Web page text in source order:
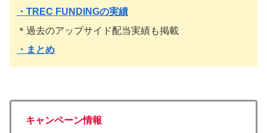
・TREC FUNDINGの実績
＊過去のアップサイド配当実績も掲載
・まとめ
キャンペーン情報